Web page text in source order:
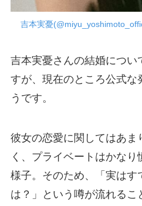
吉本実憂
吉本実憂さんの結婚につい
すが、現在のところ公式な
うです。
彼女の恋愛に関してはあま
く、プライベートはかな
様子。そのため、「実はす
は？」という噂が流れるこ